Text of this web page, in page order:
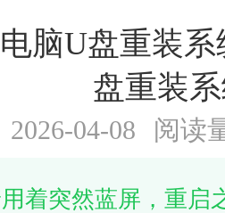
脑U盘重装
盘重装
2026-04-08 阅读
着突然蓝屏，重启